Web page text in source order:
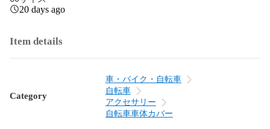
20 days ago
Item details
Category
車・バイク・自転車
自転車
アクセサリー
自転車車体カバー